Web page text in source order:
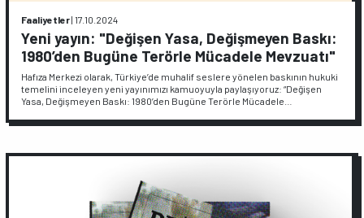
Faaliyetler|17.10.2024
Yeni yayın: "Değişen Yasa, Değişmeyen Baskı:
1980’den Bugüne Terörle Mücadele Mevzuatı"
Hafıza Merkezi olarak, Türkiye’de muhalif seslere yönelen baskının hukuki
temelini inceleyen yeni yayınımızı kamuoyuyla paylaşıyoruz: “Değişen
Yasa, Değişmeyen Baskı: 1980’den Bugüne Terörle Mücadele…